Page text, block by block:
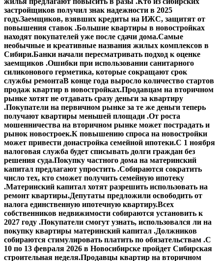
застройщиков получил знак надежности в 2025
году.Заемщиков, взявших кредиты на ИЖС, защитят от
повышения ставок .Большие квартиры в новостройках
находят покупателей уже после сдачи дома.Самые
необычные и креативные названия жилых комплексов в
Сибири.Банки начали пересматривать подход к оценке
заемщиков .Ошибки при использовании санитарного
силиконового герметика, которые сокращают срок
службы ремонтаВ конце года выросло количество стартов
продаж квартир в новостройках.Продавцам на вторичном
рынке хотят не отдавать сразу деньги за квартиру
.Покупатели на первичном рынке за те же деньги теперь
получают квартиры меньшей площади .От роста
мошенничества на вторичном рынке может пострадать и
рынок новостроек.К повышению спроса на новостройки
может привести донастройка семейной ипотеки.С 1 ноября
налоговая служба будет списывать долги граждан без
решения суда.Покупку частного дома на материнский
капитал предлагают упростить .Собираются сократить
число тех, кто сможет получить семейную ипотеку
.Материнский капитал хотят разрешить использовать на
ремонт квартиры.Депутаты предложили освободить от
налога единственную ипотечную квартиру.Всех
собственников недвижимости собираются установить к
2027 году .Покупатели смогут узнать, использовался ли на
покупку квартиры материнский капитал .Должников
собираются стимулировать платить по обязательствам .С
10 по 13 февраля 2026 в Новосибирске пройдет Сибирская
строительная неделя.Продавцы квартир на вторичном